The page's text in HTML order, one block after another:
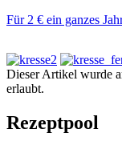
Für 2 € ein ganzes
Dieser Artikel wurde
erlaubt.
Rezeptpool